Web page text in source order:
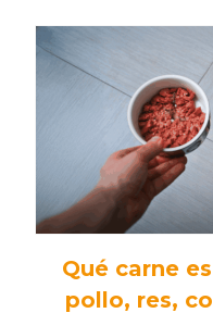
Qué carne
pollo, res,